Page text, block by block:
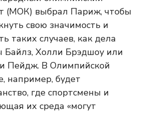
(МОК) выбрал Париж, чтобы
свою значимость и
таких случаев, как дела
Холли Брэдшоу или
Пейдж. В Олимпийской
например, будет
где спортсмены и
их среда «могут